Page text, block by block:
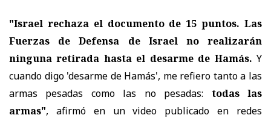
"Israel rechaza el documento de 15 puntos. Las
Fuerzas de Defensa de Israel no realizarán
ninguna retirada hasta el desarme de Hamás. Y
cuando digo 'desarme de Hamás', me refiero tanto a las
armas pesadas como las no pesadas: todas las
armas", afirmó en un video publicado en redes